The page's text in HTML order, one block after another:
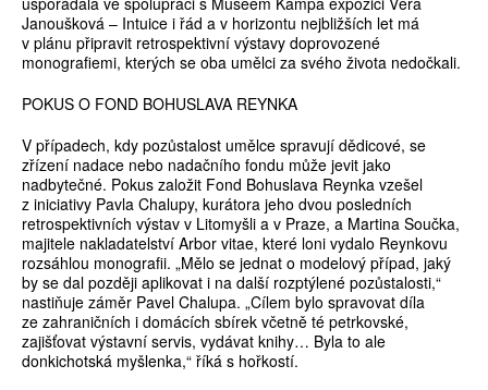
Janoušková – Intuice i řád a v horizontu nejbližších let má
v plánu připravit retrospektivní výstavy doprovozené
monografiemi, kterých se oba umělci za svého života nedočkali.
POKUS O FOND BOHUSLAVA REYNKA
V případech, kdy pozůstalost umělce spravují dědicové, se
zřízení nadace nebo nadačního fondu může jevit jako
nadbytečné. Pokus založit Fond Bohuslava Reynka vzešel
z iniciativy Pavla Chalupy, kurátora jeho dvou posledních
retrospektivních výstav v Litomyšli a v Praze, a Martina Součka,
majitele nakladatelství Arbor vitae, které loni vydalo Reynkovu
rozsáhlou monografii. „Mělo se jednat o modelový případ, jaký
by se dal později aplikovat i na další rozptýlené pozůstalosti,“
nastiňuje záměr Pavel Chalupa. „Cílem bylo spravovat díla
ze zahraničních i domácích sbírek včetně té petrkovské,
zajišťovat výstavní servis, vydávat knihy… Byla to ale
donkichotská myšlenka,“ říká s hořkostí.